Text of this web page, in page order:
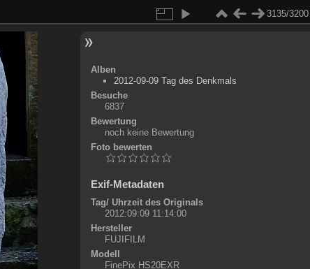
3135/3200
Alben
2012-09-09 Tag des Denkmals
Besuche
6837
Bewertung
noch keine Bewertung
Foto bewerten
Exif-Metadaten
Tag/ Uhrzeit des Originals
2012:09:09 11:14:00
Hersteller
FUJIFILM
Modell
FinePix HS20EXR